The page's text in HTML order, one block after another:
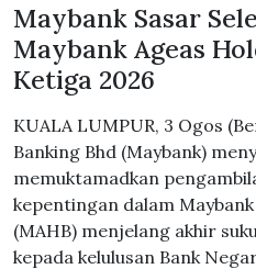
Maybank Sasar
Maybank Ageas
Ketiga 2026
KUALA LUMPUR, 3 Ogos
Banking Bhd (Maybank)
memuktamadkan
kepentingan dalam
(MAHB) menjelang akhir
kepada kelulusan Bank